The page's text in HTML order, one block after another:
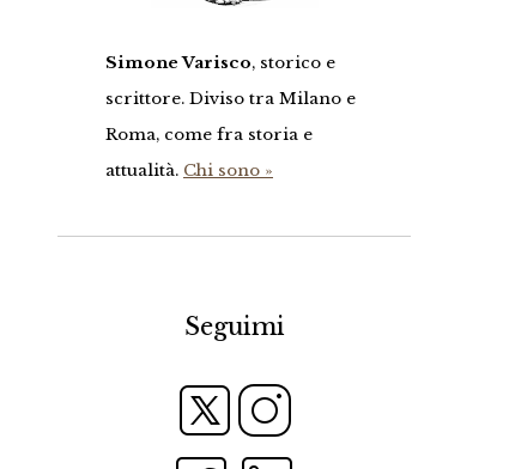
Simone Varisco, storico e
scrittore. Diviso tra Milano e
Roma, come fra storia e
attualità. Chi sono »
Seguimi